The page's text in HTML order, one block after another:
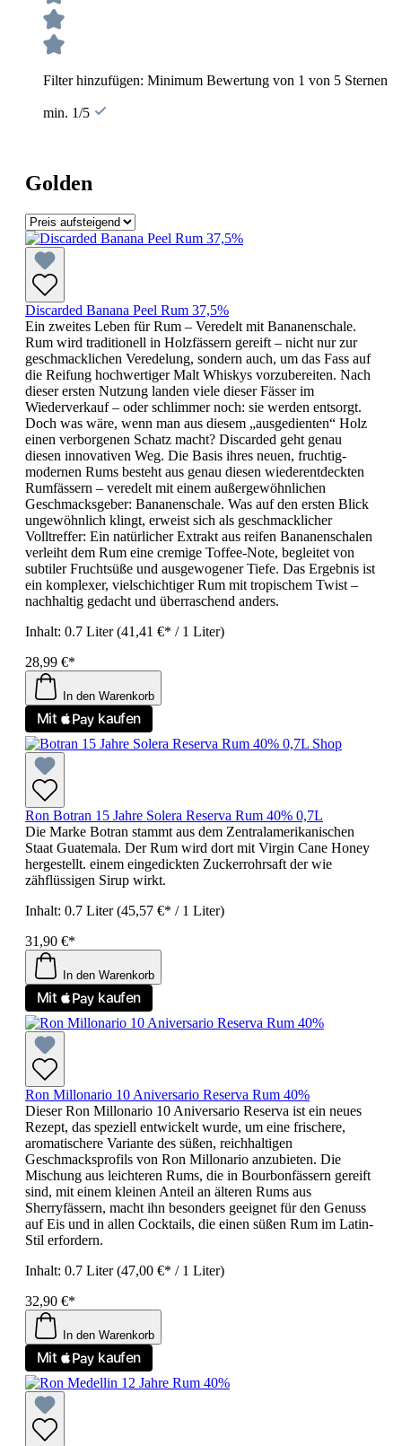
Filter hinzufügen: Minimum Bewertung von 1 von 5 Sternen
min. 1/5
Golden
Discarded Banana Peel Rum 37,5%
Ein zweites Leben für Rum – Veredelt mit Bananenschale.
Rum wird traditionell in Holzfässern gereift – nicht nur zur
geschmacklichen Veredelung, sondern auch, um das Fass auf
die Reifung hochwertiger Malt Whiskys vorzubereiten. Nach
dieser ersten Nutzung landen viele dieser Fässer im
Wiederverkauf – oder schlimmer noch: sie werden entsorgt.
Doch was wäre, wenn man aus diesem „ausgedienten“ Holz
einen verborgenen Schatz macht? Discarded geht genau
diesen innovativen Weg. Die Basis ihres neuen, fruchtig-
modernen Rums besteht aus genau diesen wiederentdeckten
Rumfässern – veredelt mit einem außergewöhnlichen
Geschmacksgeber: Bananenschale. Was auf den ersten Blick
ungewöhnlich klingt, erweist sich als geschmacklicher
Volltreffer: Ein natürlicher Extrakt aus reifen Bananenschalen
verleiht dem Rum eine cremige Toffee-Note, begleitet von
subtiler Fruchtsüße und ausgewogener Tiefe. Das Ergebnis ist
ein komplexer, vielschichtiger Rum mit tropischem Twist –
nachhaltig gedacht und überraschend anders.
Inhalt: 0.7 Liter(41,41 €* / 1 Liter)
28,99 €*
In den Warenkorb
Ron Botran 15 Jahre Solera Reserva Rum 40% 0,7L
Die Marke Botran stammt aus dem Zentralamerikanischen
Staat Guatemala. Der Rum wird dort mit Virgin Cane Honey
hergestellt. einem eingedickten Zuckerrohrsaft der wie
zähflüssigen Sirup wirkt.
Inhalt: 0.7 Liter(45,57 €* / 1 Liter)
31,90 €*
In den Warenkorb
Ron Millonario 10 Aniversario Reserva Rum 40%
Dieser Ron Millonario 10 Aniversario Reserva ist ein neues
Rezept, das speziell entwickelt wurde, um eine frischere,
aromatischere Variante des süßen, reichhaltigen
Geschmacksprofils von Ron Millonario anzubieten. Die
Mischung aus leichteren Rums, die in Bourbonfässern gereift
sind, mit einem kleinen Anteil an älteren Rums aus
Sherryfässern, macht ihn besonders geeignet für den Genuss
auf Eis und in allen Cocktails, die einen süßen Rum im Latin-
Stil erfordern.
Inhalt: 0.7 Liter(47,00 €* / 1 Liter)
32,90 €*
In den Warenkorb